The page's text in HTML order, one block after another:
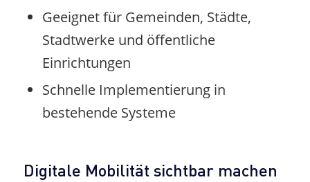
Geeignet für Gemeinden, Städte,
Stadtwerke und öffentliche
Einrichtungen
Schnelle Implementierung in
bestehende Systeme
Digitale Mobilität sichtbar machen